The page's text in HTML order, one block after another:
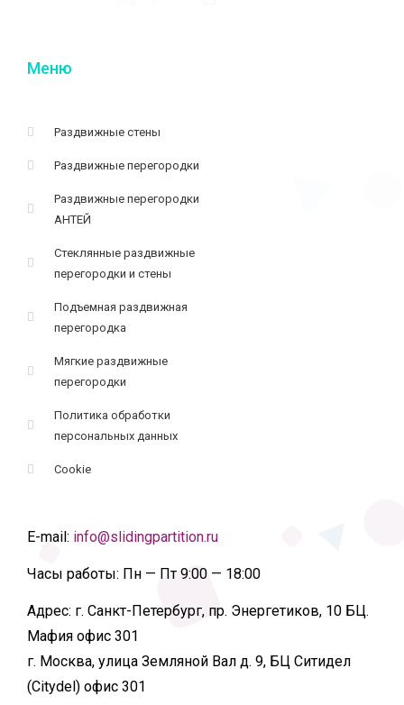
Меню
Раздвижные стены
Раздвижные перегородки
Раздвижные перегородки
АНТЕЙ
Стеклянные раздвижные
перегородки и стены
Подъемная раздвижная
перегородка
Мягкие раздвижные
перегородки
Политика обработки
персональных данных
Cookie
E-mail: info@slidingpartition.ru
Часы работы: Пн — Пт 9:00 — 18:00
Адрес: г. Санкт-Петербург, пр. Энергетиков, 10 БЦ.
Мафия офис 301
г. Москва, улица Земляной Вал д. 9, БЦ Ситидел
(Citydel) офис 301